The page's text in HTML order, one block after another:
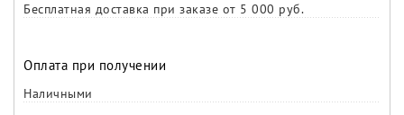
Бесплатная доставка при заказе от 5 000 руб.
Оплата при получении
Наличными